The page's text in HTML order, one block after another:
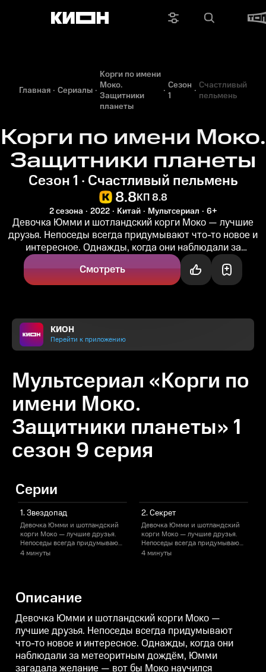
Главная Сериалы
Корги по имени
Моко.
Защитники
планеты
Сезон
1
Счастливый
пельмень
Корги по имени Моко.
Защитники планеты
Сезон 1 · Счастливый пельмень
8.8КП 8.8
2 сезона 2022 Китай Мультсериал 6+
Девочка Юмми и шотландский корги Моко — лучшие
друзья. Непоседы всегда придумывают что-то новое и
интересное. Однажды, когда они наблюдали за
метеоритным дождём, Юмми загадала...
Смотреть
КИОН
Перейти к приложению
Мультсериал «Корги по
имени Моко.
Защитники планеты» 1
сезон 9 серия
Серии
1. Звездопад
Девочка Юмми и шотландский
корги Моко — лучшие друзья.
Непоседы всегда придумывают
что-то новое и интересное.
Неожиданно с неба свалился
загадочный зелёный комочек.
Оказалось, это мистер Бо,
продвинутое волшебное
существо с планеты О.
Благодаря ему желание девочки
сбылось. Но Бо прибыл не
просто так: его задача —
вернуть своих потерянных
4 минуты
2. Секрет
Девочка Юмми и шотландский
корги Моко — лучшие друзья.
Непоседы всегда придумывают
что-то новое и интересное.
Оказалось, это мистер Бо,
продвинутое волшебное
существо с планеты О.
Благодаря ему желание девочки
сбылось. Но Бо прибыл не
просто так: его задача —
вернуть своих потерянных
4 минуты
Описание
Девочка Юмми и шотландский корги Моко —
лучшие друзья. Непоседы всегда придумывают
что-то новое и интересное. Однажды, когда они
наблюдали за метеоритным дождём, Юмми
загадала желание — вот бы Моко научился